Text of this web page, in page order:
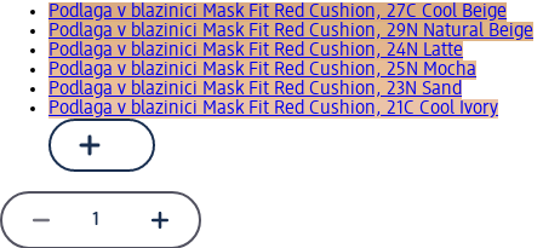
Podlaga v blazinici Mask Fit Red Cushion, 27C Cool Beige
Podlaga v blazinici Mask Fit Red Cushion, 29N Natural Beige
Podlaga v blazinici Mask Fit Red Cushion, 24N Latte
Podlaga v blazinici Mask Fit Red Cushion, 25N Mocha
Podlaga v blazinici Mask Fit Red Cushion, 23N Sand
Podlaga v blazinici Mask Fit Red Cushion, 21C Cool Ivory